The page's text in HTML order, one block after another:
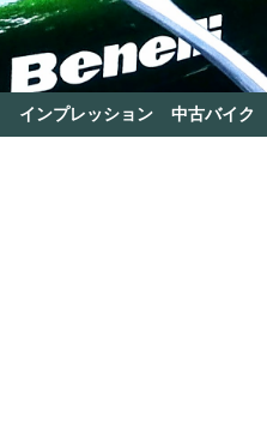
インプレッション 中古バイク